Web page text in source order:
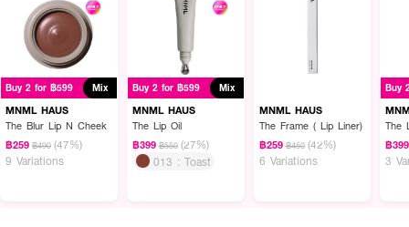
Buy 2 for ฿599 Mix
MNML HAUS
The Blur Lip N Cheek
฿259 ฿490 (47%)
9 Variations
Buy 2 for ฿599 Mix
MNML HAUS
The Lip Oil
฿399 ฿550 (27%)
013 : Toast
MNML HAUS
The Frame ( Lip Liner)
฿259 ฿450 (42%)
6 Variations
Buy
The
฿399
3